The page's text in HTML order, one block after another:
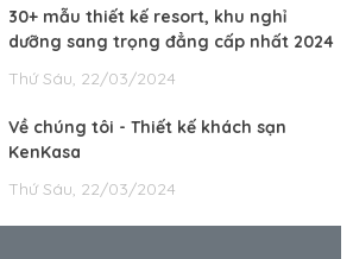
30+ mẫu thiết kế resort, khu nghỉ
dưỡng sang trọng đẳng cấp nhất 2024
Thứ Sáu, 22/03/2024
Về chúng tôi - Thiết kế khách sạn
KenKasa
Thứ Sáu, 22/03/2024